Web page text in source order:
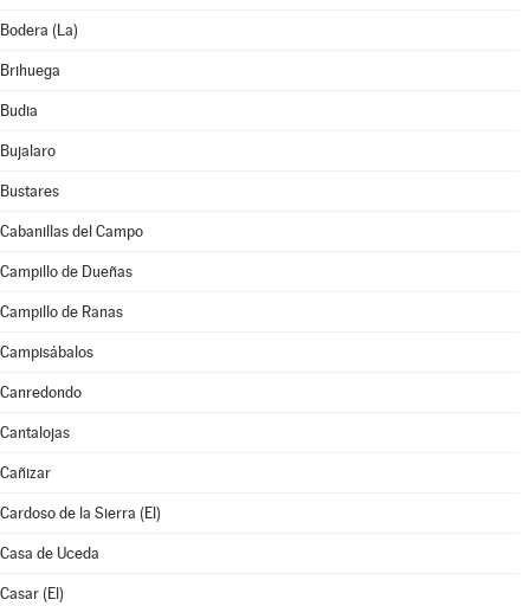
Bodera (La)
Brihuega
Budia
Bujalaro
Bustares
Cabanillas del Campo
Campillo de Dueñas
Campillo de Ranas
Campisábalos
Canredondo
Cantalojas
Cañizar
Cardoso de la Sierra (El)
Casa de Uceda
Casar (El)